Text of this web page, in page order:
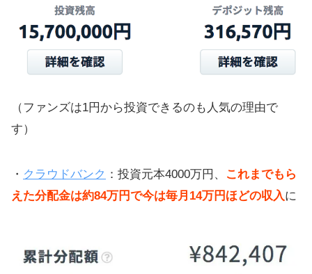
（ファンズは1円から投資できるのも人気の理由で
す）
・ クラウドバンク ：投資元本4000万円、
これまでもら
えた分配金は約84万円で今は毎月14万円ほどの収入に